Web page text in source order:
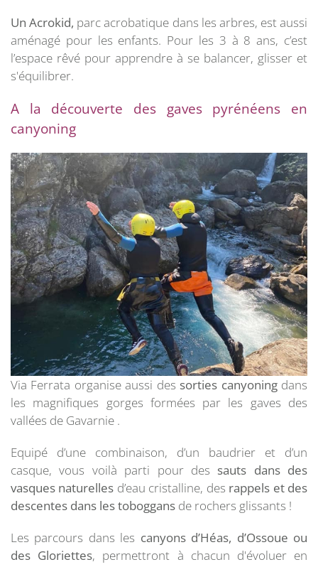
Un Acrokid, parc acrobatique dans les arbres, est aussi
aménagé pour les enfants. Pour les 3 à 8 ans, c’est
l’espace rêvé pour apprendre à se balancer, glisser et
s'équilibrer.
A la découverte des gaves pyrénéens en
canyoning
Via Ferrata organise aussi des sorties canyoningdans
les magnifiques gorges formées par les gaves des
vallées de Gavarnie .
Equipé d’une combinaison, d’un baudrier et d’un
casque, vous voilà parti pour des sauts dans des
vasques naturelles d’eau cristalline, des rappels et des
descentes dans les toboggans de rochers glissants !
Les parcours dans les canyons d’Héas, d’Ossoue ou
des Gloriettes, permettront à chacun d'évoluer en